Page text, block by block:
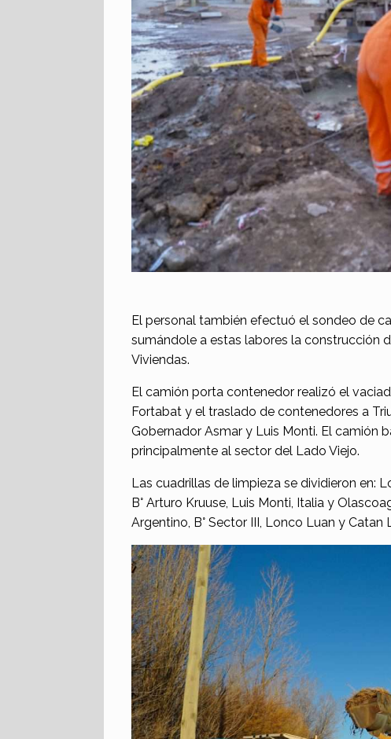
El personal también efectuó el sondeo de
sumándole a estas labores la construcción
Viviendas.
El camión porta contenedor realizó el
Fortabat y el traslado de contenedores a
Gobernador Asmar y Luis Monti. El camión
principalmente al sector del Lado Viejo.
Las cuadrillas de limpieza se dividieron en:
B° Arturo Kruuse, Luis Monti, Italia y
Argentino, B° Sector III, Lonco Luan y Catan